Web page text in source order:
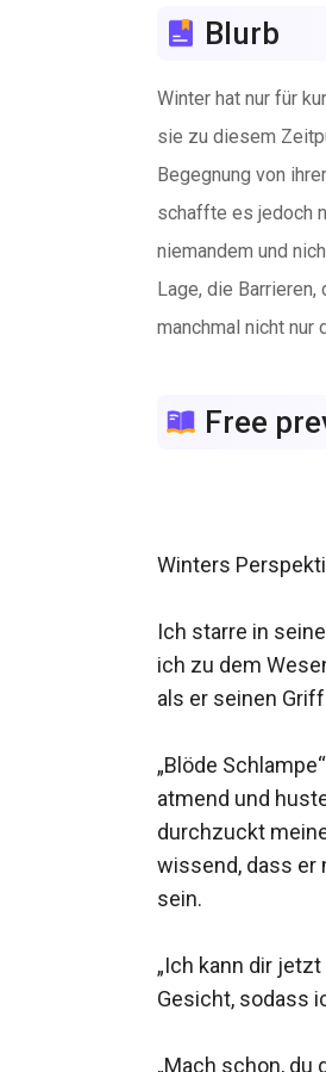
Blurb
Winter hat nur für
sie zu diesem
Begegnung von
schaffte es jedoch
niemandem und
Lage, die
manchmal nicht nur
Free
Winters
Ich starre in
ich zu dem
als er seinen
„Blöde
atmend und
durchzuckt
wissend, dass er
sein.
„Ich kann dir
Gesicht, sodass
„Mach schon,